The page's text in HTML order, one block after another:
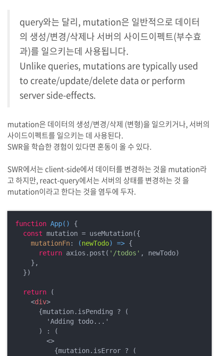
query와는 달리, mutation은 일반적으로 데이터
의 생성/변경/삭제나 서버의 사이드이펙트(부수효
과)를 일으키는데 사용됩니다.
Unlike queries, mutations are typically used
to create/update/delete data or perform
server side-effects.
mutation은 데이터의 생성/변경/삭제 (변형)을 일으키거나, 서버의
사이드이펙트를 일으키는 데 사용된다.
SWR을 학습한 경험이 있다면 혼동이 올 수 있다.
SWR에서는 client-side에서 데이터를 변경하는 것을 mutation라
고 하지만, react-query에서는 서버의 상태를 변경하는 것 을
mutation이라고 한다는 것을 염두에 두자.
function App( ) {
const mutation = useMutation({
mutationFn: (newTodo) => {
return axios.post( '/todos' , newTodo)
    },
  })
return (
<div>
      {mutation.isPending ? (
        'Adding todo...'
      ) : (
<>
          {mutation.isError ? (